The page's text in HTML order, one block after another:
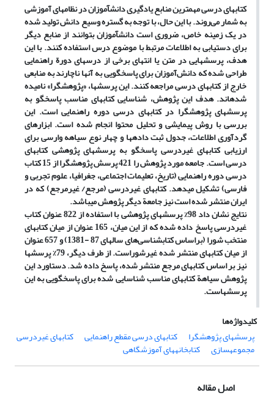
کتابهای درسی مهم‏ترین منابع یادگیری دانش‏آموزان در نظامهای آموزشی
به شمار می‌روند. با این حال، با توجه به گستره وسیع دانش تولید شده
در یک زمینه خاص، ضروری است دانش‏آموزان بتوانند از منابع دیگر
برای دستیابی به اطلاعات مرتبط با موضوع درس استفاده کنند. با این
هدف، پرسشهایی در متن یا انتهای برخی از درسهای دورة راهنمایی
طراحی شده‏ که دانش‌آموزان برای پاسخگویی به آنها ناچارند به منابعی
خارج از کتابهای درسی مراجعه کنند. این پرسشها، «پژوهش‏گرا» نامیده
شده‏اند. هدف این پژوهش، شناسایی کتابهای مناسب پاسخگو به
پرسشهای پژوهش‏‏گرا در کتابهای درسی دوره راهنمایی است. این
بررسی با روش پیمایشی و تحلیل محتوا انجام شده است. ابزارهای
گردآوری اطلاعات، جدول ثبت داده‏ها و چهار نوع سیاهه وارسی برای
ارزیابی کتابهای غیردرسی پاسخگو به پرسشهای پژوهشی کتابهای
درسی است. جامعه مورد پژوهش را 421 پرسش پژوهش‏‏گرا از 15 کتاب
درسی دوره راهنمایی (تاریخ، تعلیمات اجتماعی، جغرافیا، علوم تجربی و
فارسی) تشکیل می‏دهد. کتابهای غیردرسی (مرجع/ غیرمرجع) که در
ایران منتشر شده است نیز جامعة دیگر پژوهش می‏باشد.
نتایج نشان داد 98% پرسشهای پژوهشی با استفاده از 822 عنوان کتاب
غیردرسی پاسخ داده شده که از این میان، 165 عنوان از میان کتابهای
منتخب شورا (براساس کتابشناسی‌های سالهای 87 -1381) و 657 عنوان
از میان کتابهای منتشر شده غیرشوراست. از طرف دیگر، 79% پرسشها
نیز بر اساس کتابهای مرجع منتشر شده، پاسخ داده شد. دستاورد این
پژوهش سیاهة کتابهای مناسب شناسایی شده برای پاسخگویی به این
پرسشهاست.
کلیدواژه‌ها
پرسشهای پژوهش‏‏گرا
کتابهای درسی مقطع راهنمایی کتابهای غیردرسی
مجموعه‏سازی کتابخانه‏های آموزشگاهی
اصل مقاله